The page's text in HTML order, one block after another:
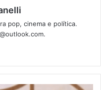
pop, cinema e política.